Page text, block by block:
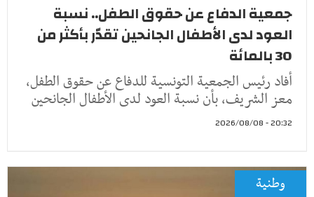
جمعية الدفاع عن حقوق الطفل.. نسبة
العود لدى الأطفال الجانحين تقدّر بأكثر من
30 بالمائة
أفاد رئيس الجمعية التونسية للدفاع عن حقوق الطفل،
معز الشريف، بأن نسبة العود لدى الأطفال الجانحين
20:32 - 2026/08/08
وطنية